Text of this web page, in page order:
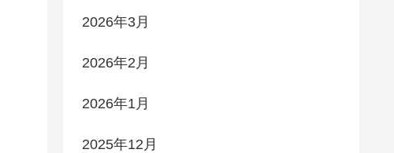
2026年3月
2026年2月
2026年1月
2025年12月